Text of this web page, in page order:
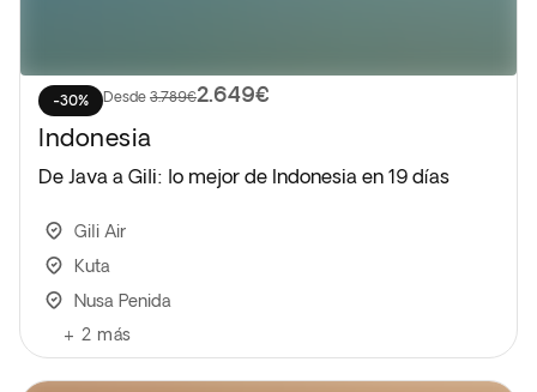
-30% Desde 3.789€2.649€
Indonesia
De Java a Gili: lo mejor de Indonesia en 19 días
Gili Air
Kuta
Nusa Penida
+ 2 más